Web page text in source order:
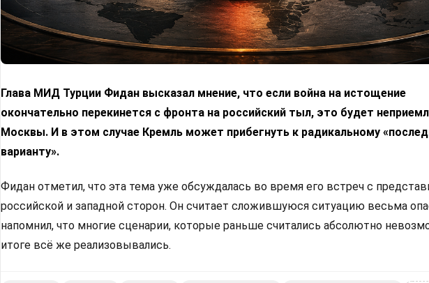
Глава МИД Турции Фидан высказал мнение, что если война на истощение
окончательно перекинется с фронта на российский тыл, это будет
Москвы. И в этом случае Кремль может прибегнуть к радикальному
варианту».
Фидан отметил, что эта тема уже обсуждалась во время его встреч с
российской и западной сторон. Он считает сложившуюся ситуацию весьма
напомнил, что многие сценарии, которые раньше считались абсолютно
итоге всё же реализовывались.